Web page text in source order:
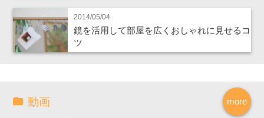
2014/05/04
鏡を活用して部屋を広くおしゃれに見せるコ
ツ
more
動画